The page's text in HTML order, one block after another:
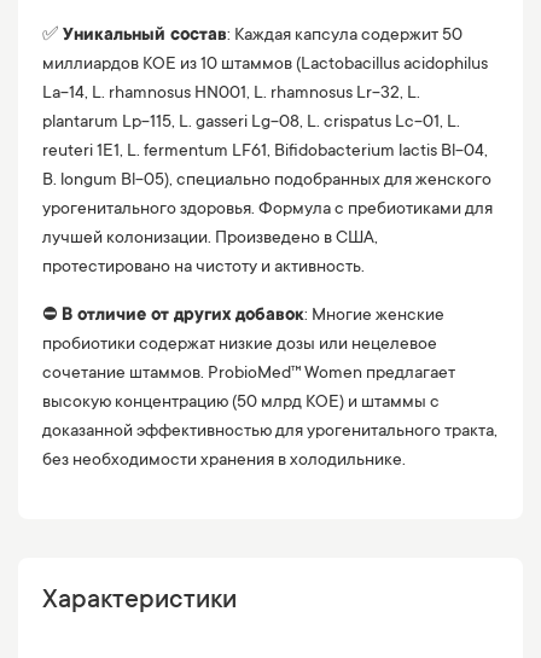
✅ Уникальный состав: Каждая капсула содержит 50
миллиардов КОЕ из 10 штаммов (Lactobacillus acidophilus
La-14, L. rhamnosus HN001, L. rhamnosus Lr-32, L.
plantarum Lp-115, L. gasseri Lg-08, L. crispatus Lc-01, L.
reuteri 1E1, L. fermentum LF61, Bifidobacterium lactis Bl-04,
B. longum Bl-05), специально подобранных для женского
урогенитального здоровья. Формула с пребиотиками для
лучшей колонизации. Произведено в США,
протестировано на чистоту и активность.
⛔️ В отличие от других добавок: Многие женские
пробиотики содержат низкие дозы или нецелевое
сочетание штаммов. ProbioMed™ Women предлагает
высокую концентрацию (50 млрд КОЕ) и штаммы с
доказанной эффективностью для урогенитального тракта,
без необходимости хранения в холодильнике.
Характеристики